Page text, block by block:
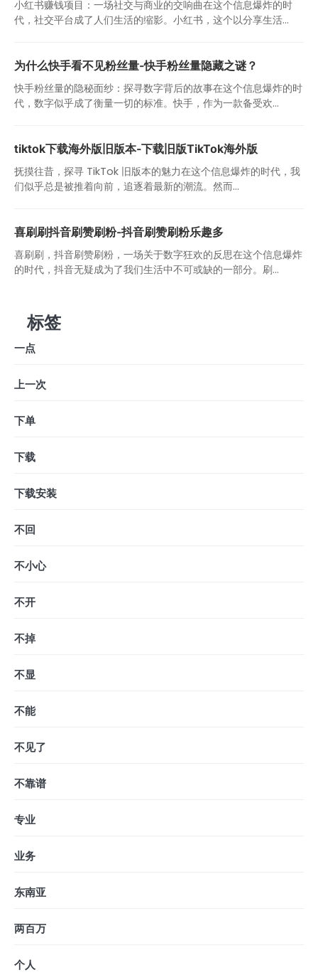
小红书赚钱项目：一场社交与商业的交响曲在这个信息爆炸的时
代，社交平台成了人们生活的缩影。小红书，这个以分享生活...
为什么快手看不见粉丝量-快手粉丝量隐藏之谜？
快手粉丝量的隐秘面纱：探寻数字背后的故事在这个信息爆炸的时
代，数字似乎成了衡量一切的标准。快手，作为一款备受欢...
tiktok下载海外版旧版本-下载旧版TikTok海外版
抚摸往昔，探寻 TikTok 旧版本的魅力在这个信息爆炸的时代，我
们似乎总是被推着向前，追逐着最新的潮流。然而...
喜刷刷抖音刷赞刷粉-抖音刷赞刷粉乐趣多
喜刷刷，抖音刷赞刷粉，一场关于数字狂欢的反思在这个信息爆炸
的时代，抖音无疑成为了我们生活中不可或缺的一部分。刷...
标签
一点
上一次
下单
下载
下载安装
不回
不小心
不开
不掉
不显
不能
不见了
不靠谱
专业
业务
东南亚
两百万
个人